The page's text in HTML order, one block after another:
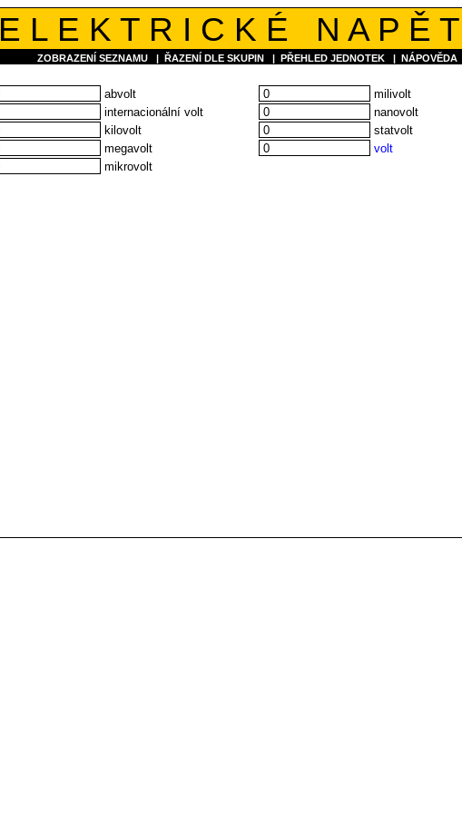
E L E K T R I C K É N A P Ě
ZOBRAZENÍ SEZNAMU | ŘAZENÍ DLE SKUPIN | PŘEHLED JEDNOTEK | NÁPOVĚDA
abvolt
internacionální volt
kilovolt
megavolt
mikrovolt
milivolt
nanovolt
statvolt
volt